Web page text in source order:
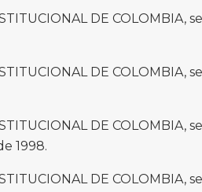
DE COLOMBIA,
DE COLOMBIA,
DE COLOMBIA,
1998.
DE COLOMBIA,